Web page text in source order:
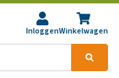
InloggenWinkelwagen